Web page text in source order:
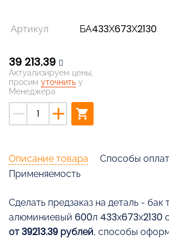
Артикул БА433Х673Х2130
39 213,39
Актуализируем цены,
просим уточнить у
Менеджера
remove add shopping_cart
Описание товара Способы
Применяемость
Cделать предзаказ на деталь - бак
алюминиевый 600л 433х673х2130
от 39213.39 рублей, способы